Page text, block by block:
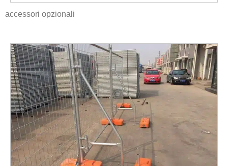
accessori opzionali